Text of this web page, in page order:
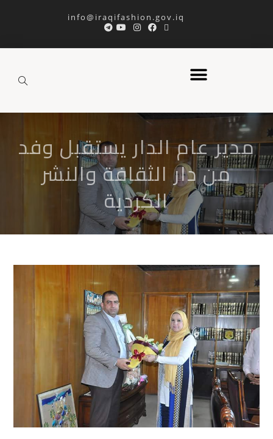
مدير عام الدار يستقبل وفد
من دار الثقافة والنشر
الكردية